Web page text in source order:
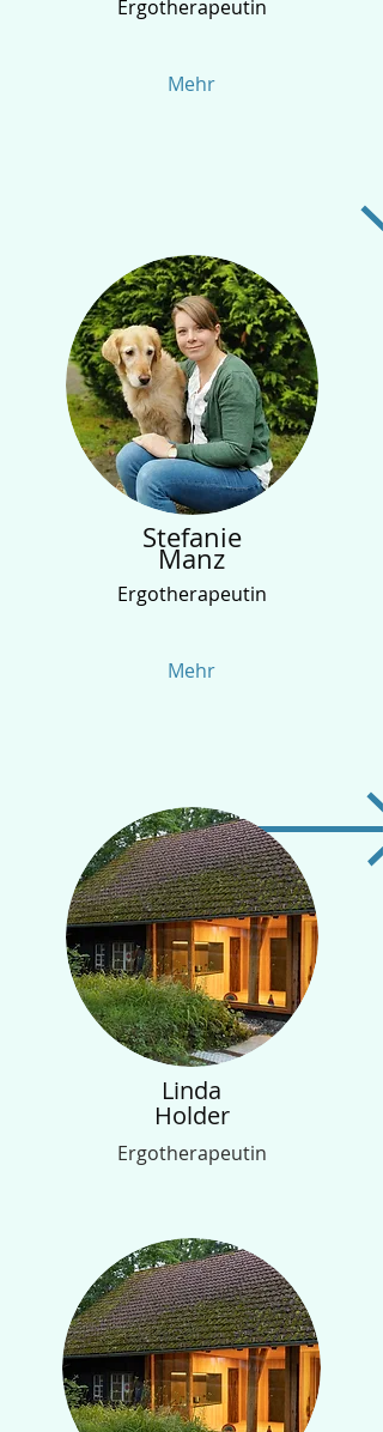
Ergotherapeutin
Mehr
Stefanie
Manz
Ergotherapeutin
Mehr
Linda
Holder
Ergotherapeutin